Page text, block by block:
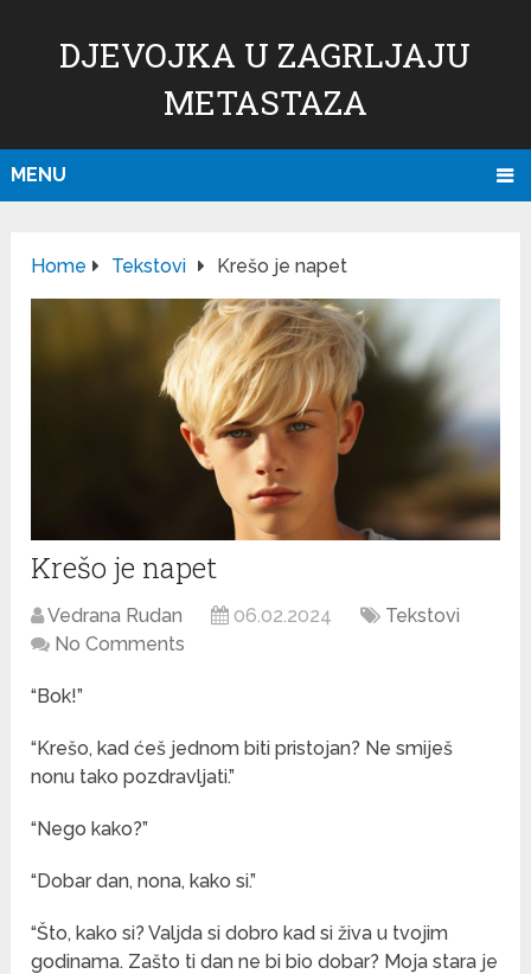
DJEVOJKA U ZAGRLJAJU
METASTAZA
MENU
Home Tekstovi Krešo je napet
Krešo je napet
Vedrana Rudan 06.02.2024
Tekstovi
No Comments
“Bok!”
“Krešo, kad ćeš jednom biti pristojan? Ne smiješ
nonu tako pozdravljati.”
“Nego kako?”
“Dobar dan, nona, kako si.”
“Što, kako si? Valjda si dobro kad si živa u tvojim
godinama. Zašto ti dan ne bi bio dobar? Moja stara je